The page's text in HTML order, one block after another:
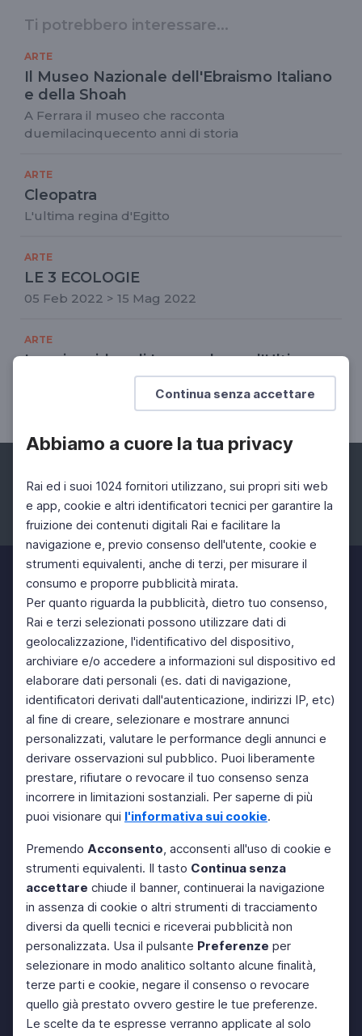
Continua senza accettare
Abbiamo a cuore la tua privacy
Rai ed i suoi 1024 fornitori utilizzano, sui propri siti web
e app, cookie e altri identificatori tecnici per garantire la
fruizione dei contenuti digitali Rai e facilitare la
navigazione e, previo consenso dell'utente, cookie e
strumenti equivalenti, anche di terzi, per misurare il
consumo e proporre pubblicità mirata.
Per quanto riguarda la pubblicità, dietro tuo consenso,
Rai e terzi selezionati possono utilizzare dati di
geolocalizzazione, l'identificativo del dispositivo,
archiviare e/o accedere a informazioni sul dispositivo ed
elaborare dati personali (es. dati di navigazione,
identificatori derivati dall'autenticazione, indirizzi IP, etc)
al fine di creare, selezionare e mostrare annunci
personalizzati, valutare le performance degli annunci e
derivare osservazioni sul pubblico. Puoi liberamente
prestare, rifiutare o revocare il tuo consenso senza
incorrere in limitazioni sostanziali. Per saperne di più
puoi visionare qui l'informativa sui cookie.
Premendo Acconsento, acconsenti all'uso di cookie e
strumenti equivalenti. Il tasto Continua senza
accettare chiude il banner, continuerai la navigazione
in assenza di cookie o altri strumenti di tracciamento
diversi da quelli tecnici e riceverai pubblicità non
personalizzata. Usa il pulsante Preferenze per
selezionare in modo analitico soltanto alcune finalità,
terze parti e cookie, negare il consenso o revocare
quello già prestato ovvero gestire le tue preferenze.
Le scelte da te espresse verranno applicate al solo
Ti potrebbero interessare...
ARTE
Il Museo Nazionale dell'Ebraismo Italiano
e della Shoah
A Ferrara il museo che racconta
duemilacinquecento anni di storia
ARTE
Cleopatra
L'ultima regina d'Egitto
ARTE
LE 3 ECOLOGIE
05 Feb 2022 > 15 Mag 2022
ARTE
Le prime idee di Leonardo per l'Ultima
Le innovazioni compositive introdotte dall'artista
Facebook Instagram Twitter